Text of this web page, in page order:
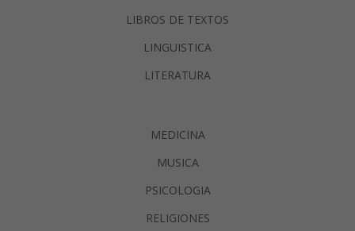
LIBROS DE TEXTOS
LINGUISTICA
LITERATURA
MEDICINA
MUSICA
PSICOLOGIA
RELIGIONES